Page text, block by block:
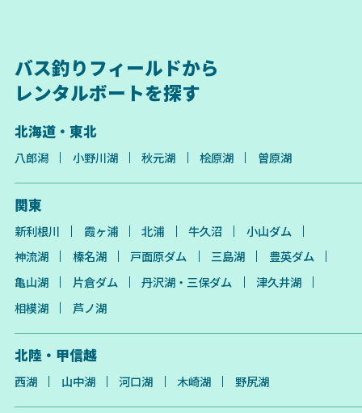
バス釣りフィールドから
レンタルボートを探す
北海道・東北
八郎潟 小野川湖 秋元湖 桧原湖 曽原湖
関東
新利根川 霞ヶ浦 北浦 牛久沼
小山ダム
神流湖
榛名湖 戸面原ダム 三島湖
豊英ダム
亀山湖
片倉ダム 丹沢湖・三保ダム
津久井湖
相模湖
芦ノ湖
北陸・甲信越
西湖 山中湖 河口湖 木崎湖 野尻湖